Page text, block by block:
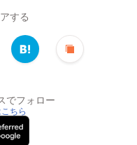
する
でフォロー
ちら